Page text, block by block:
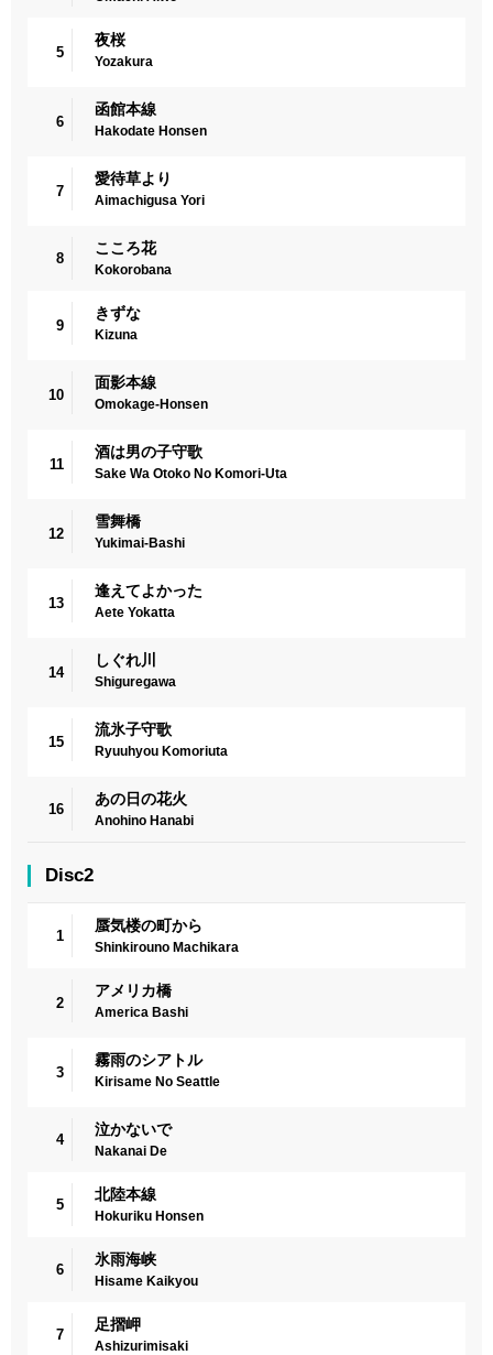
5
夜桜
Yozakura
6
函館本線
Hakodate Honsen
7
愛待草より
Aimachigusa Yori
8
こころ花
Kokorobana
9
きずな
Kizuna
10
面影本線
Omokage-Honsen
11
酒は男の子守歌
Sake Wa Otoko No Komori-Uta
12
雪舞橋
Yukimai-Bashi
13
逢えてよかった
Aete Yokatta
14
しぐれ川
Shiguregawa
15
流氷子守歌
Ryuuhyou Komoriuta
16
あの日の花火
Anohino Hanabi
Disc2
1
蜃気楼の町から
Shinkirouno Machikara
2
アメリカ橋
America Bashi
3
霧雨のシアトル
Kirisame No Seattle
4
泣かないで
Nakanai De
5
北陸本線
Hokuriku Honsen
6
氷雨海峡
Hisame Kaikyou
7
足摺岬
Ashizurimisaki